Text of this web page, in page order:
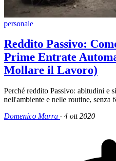
personale
Reddito Passivo:
Prime Entrate
Mollare il Lavoro)
Perché reddito Passivo: abitudini e
nell'ambiente e nelle routine, senza
Domenico Marra · 4 ott 2020